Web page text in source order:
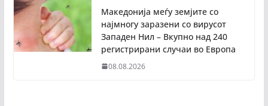
Македонија меѓу земјите со
најмногу заразени со вирусот
Западен Нил – Вкупно над 240
регистрирани случаи во Европа
08.08.2026